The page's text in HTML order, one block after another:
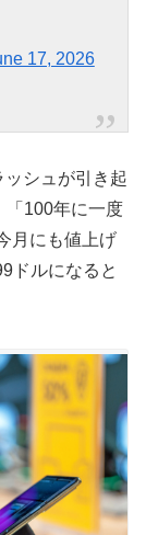
17, 2026
シュが引き起
「100年に一度
月にも値上げ
ドルになると